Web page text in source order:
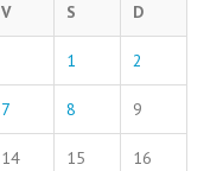
V S D
1 2
7 8 9
14 15 16